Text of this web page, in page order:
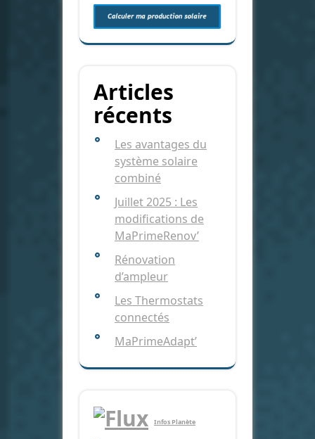
Articles
récents
Les avantages du
système solaire
combiné
Juillet 2025 : Les
modifications de
MaPrimeRenov’
Rénovation
d’ampleur
Les Thermostats
connectés
MaPrimeAdapt’
Infos Planète